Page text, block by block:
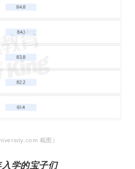
截图）
学的宝子们